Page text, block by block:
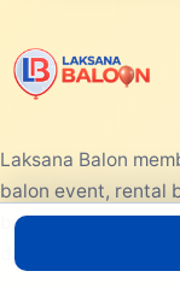
Laksana Balon
balon event, rental
balon udara, balon
dan balon tepuk